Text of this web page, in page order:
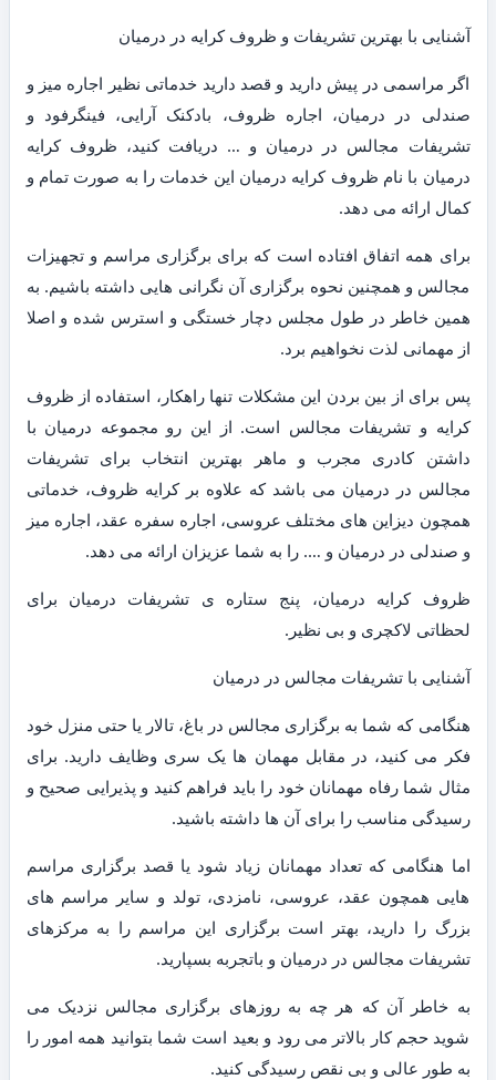
آشنایی با بهترین تشریفات و ظروف کرایه در درمیان
اگر مراسمی در پیش دارید و قصد دارید خدماتی نظیر اجاره میز و
صندلی در درمیان، اجاره ظروف، بادکنک آرایی، فینگرفود و
تشریفات مجالس در درمیان و … دریافت کنید، ظروف کرایه
درمیان با نام ظروف کرایه درمیان این خدمات را به صورت تمام و
کمال ارائه می دهد.
برای همه اتفاق افتاده است که برای برگزاری مراسم و تجهیزات
مجالس و همچنین نحوه برگزاری آن نگرانی هایی داشته باشیم. به
همین خاطر در طول مجلس دچار خستگی و استرس شده و اصلا
از مهمانی لذت نخواهیم برد.
پس برای از بین بردن این مشکلات تنها راهکار، استفاده از ظروف
کرایه و تشریفات مجالس است. از این رو مجموعه درمیان با
داشتن کادری مجرب و ماهر بهترین انتخاب برای تشریفات
مجالس در درمیان می باشد که علاوه بر کرایه ظروف، خدماتی
همچون دیزاین های مختلف عروسی، اجاره سفره عقد، اجاره میز
و صندلی در درمیان و …. را به شما عزیزان ارائه می دهد.
ظروف کرایه درمیان، پنج ستاره ی تشریفات درمیان برای
لحظاتی لاکچری و بی نظیر.
آشنایی با تشریفات مجالس در درمیان
هنگامی که شما به برگزاری مجالس در باغ، تالار یا حتی منزل خود
فکر می کنید، در مقابل مهمان ها یک سری وظایف دارید. برای
مثال شما رفاه مهمانان خود را باید فراهم کنید و پذیرایی صحیح و
رسیدگی مناسب را برای آن ها داشته باشید.
اما هنگامی که تعداد مهمانان زیاد شود یا قصد برگزاری مراسم
هایی همچون عقد، عروسی، نامزدی، تولد و سایر مراسم های
بزرگ را دارید، بهتر است برگزاری این مراسم را به مرکزهای
تشریفات مجالس در درمیان و باتجربه بسپارید.
به خاطر آن که هر چه به روزهای برگزاری مجالس نزدیک می
شوید حجم کار بالاتر می رود و بعید است شما بتوانید همه امور را
به طور عالی و بی نقص رسیدگی کنید.